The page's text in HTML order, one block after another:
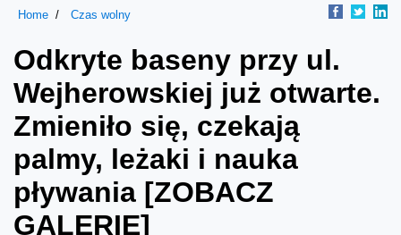
Home Czas wolny
Odkryte baseny przy ul.
Wejherowskiej już otwarte.
Zmieniło się, czekają
palmy, leżaki i nauka
pływania [ZOBACZ
GALERIĘ]